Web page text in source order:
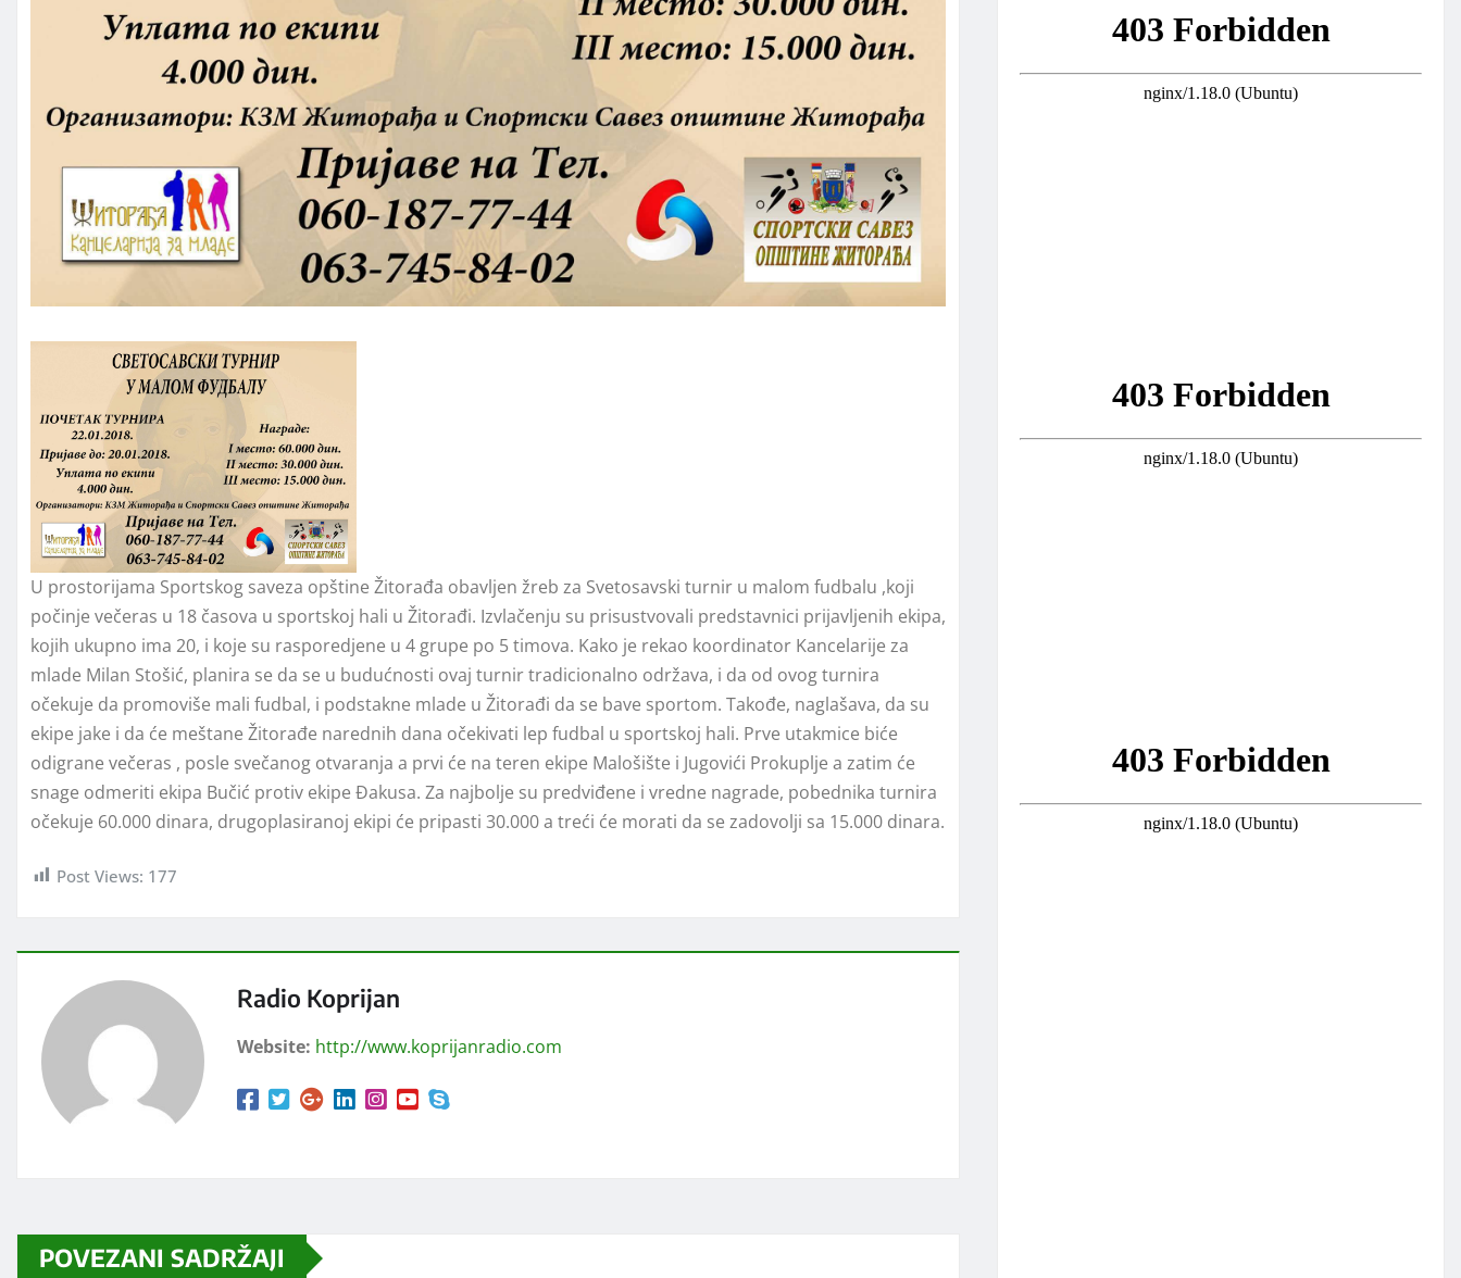
U prostorijama Sportskog saveza opštine Žitorađa obavljen žreb za Svetosavski turnir u malom fudbalu ,koji
počinje večeras u 18 časova u sportskoj hali u Žitorađi. Izvlačenju su prisustvovali predstavnici prijavljenih ekipa,
kojih ukupno ima 20, i koje su rasporedjene u 4 grupe po 5 timova. Kako je rekao koordinator Kancelarije za
mlade Milan Stošić, planira se da se u budućnosti ovaj turnir tradicionalno održava, i da od ovog turnira
očekuje da promoviše mali fudbal, i podstakne mlade u Žitorađi da se bave sportom. Takođe, naglašava, da su
ekipe jake i da će meštane Žitorađe narednih dana očekivati lep fudbal u sportskoj hali. Prve utakmice biće
odigrane večeras , posle svečanog otvaranja a prvi će na teren ekipe Malošište i Jugovići Prokuplje a zatim će
snage odmeriti ekipa Bučić protiv ekipe Đakusa. Za najbolje su predviđene i vredne nagrade, pobednika turnira
očekuje 60.000 dinara, drugoplasiranoj ekipi će pripasti 30.000 a treći će morati da se zadovolji sa 15.000 dinara.
Post Views: 177
Radio Koprijan
Website: http://www.koprijanradio.com
POVEZANI SADRŽAJI